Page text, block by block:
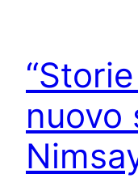
nuovo